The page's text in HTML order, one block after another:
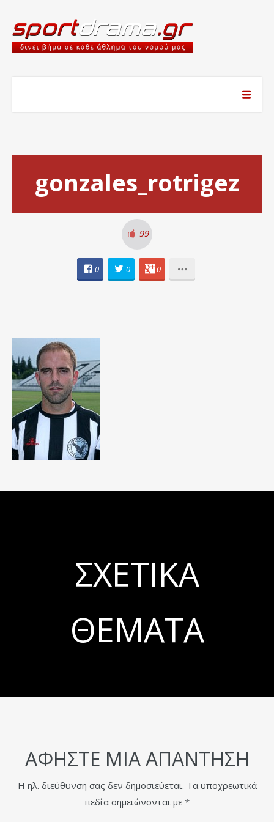
gonzales_rotrigez
99
0 0 0
ΣΧΕΤΙΚΆ
ΘΈΜΑΤΑ
ΑΦΉΣΤΕ ΜΙΑ ΑΠΆΝΤΗΣΗ
Η ηλ. διεύθυνση σας δεν δημοσιεύεται. Τα υποχρεωτικά
πεδία σημειώνονται με *